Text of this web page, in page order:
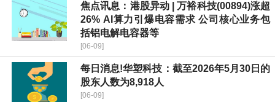
焦点讯息：港股异动 | 万裕科技(00894)涨超
26% AI算力引爆电容需求 公司核心业务包
括铝电解电容器等
[06-09]
每日消息!华塑科技：截至2026年5月30日的
股东人数为8,918人
[06-09]